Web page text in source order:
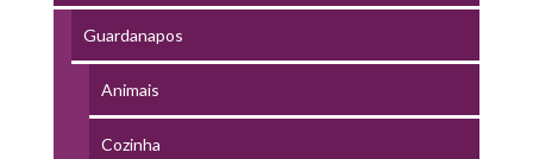
Guardanapos
Animais
Cozinha